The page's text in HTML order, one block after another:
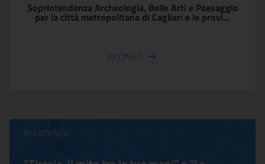
Soprintendenza Archeologia, Belle Arti e Paesaggio
per la città metropolitana di Cagliari e le provi...
DETTAGLI
IN EVIDENZA